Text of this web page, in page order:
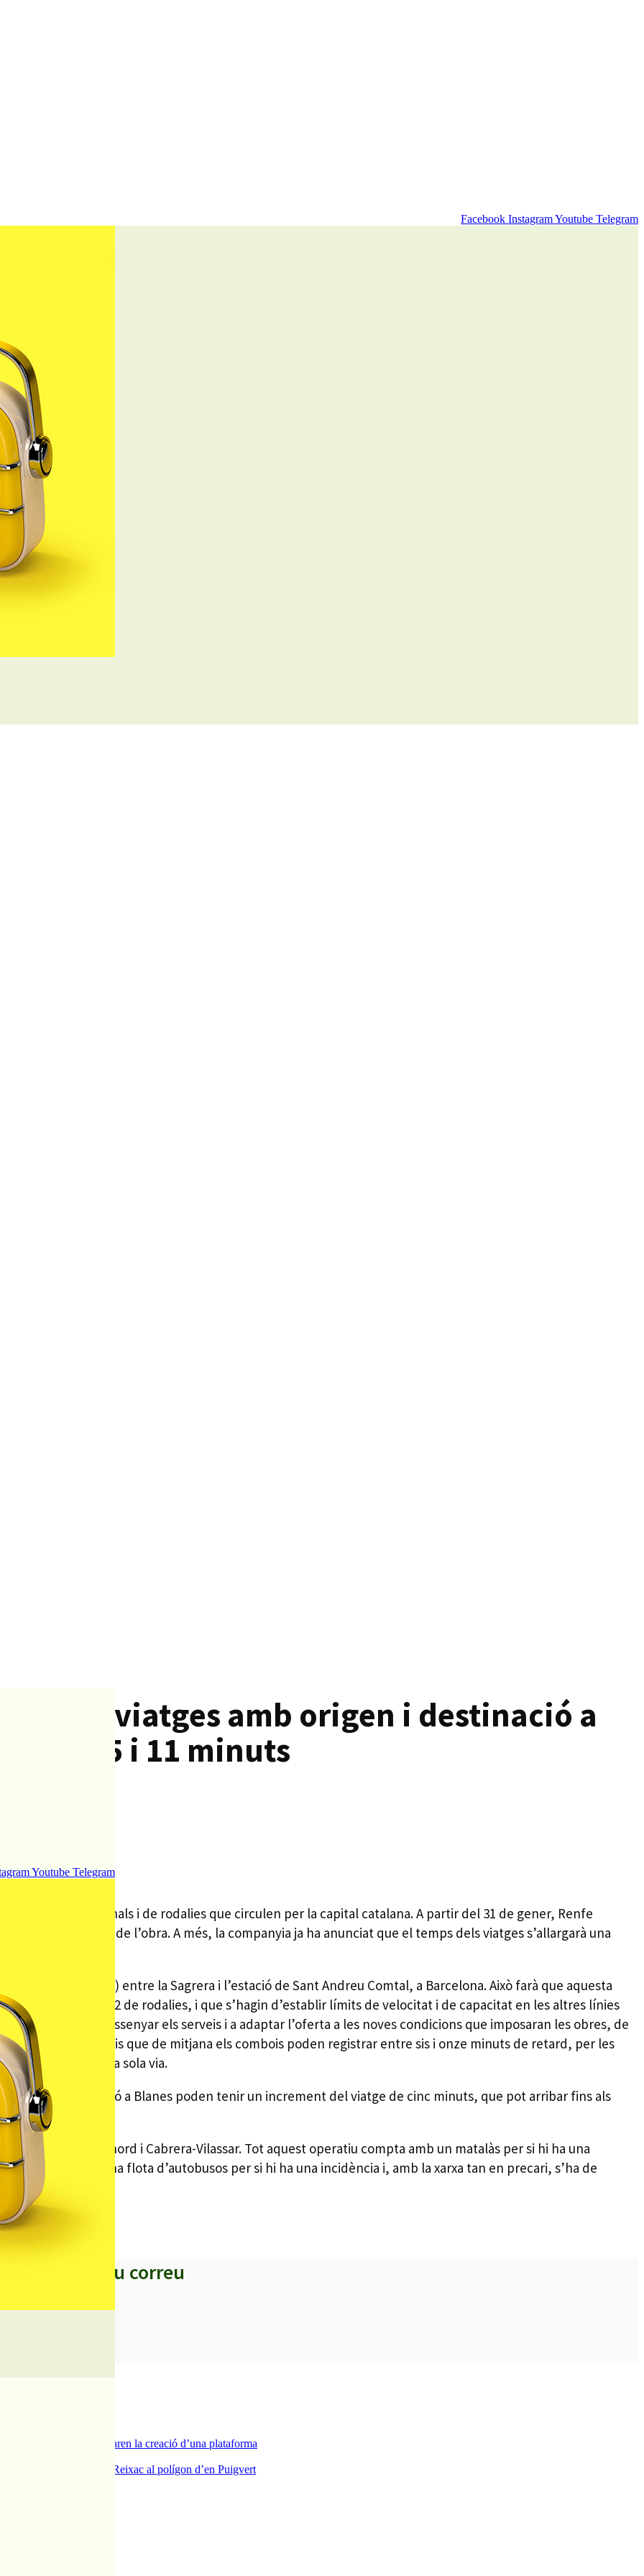
Facebook InstagramYoutube Telegram
Youtube Telegram
i els viatges amb origen i destinació a
entre 5 i 11 minuts
els trens regionals i de rodalies que circulen per la capital catalana. A partir del 31 de gener, Renfe
a les necessitats de l’obra. A més, la companyia ja ha anunciat que el temps dels viatges s’allargarà una
velocitat (TAV) entre la Sagrera i l’estació de Sant Andreu Comtal, a Barcelona. Això farà que aquesta
serveis de la línia 2 de rodalies, i que s’hagin d’establir límits de velocitat i de capacitat en les altres línies
ha obligat a redissenyar els serveis i a adaptar l’oferta a les noves condicions que imposaran les obres, de
adverteix els usuaris que de mitjana els combois poden registrar entre sis i onze minuts de retard, per les
de fer en una sola via.
origen o destinació a Blanes poden tenir un increment del viatge de cinc minuts, que pot arribar fins als
Montgat nord i Cabrera-Vilassar. Tot aquest operatiu compta amb un matalàs per si hi ha una
del servei i una flota d’autobusos per si hi ha una incidència i, amb la xarxa tan en precari, s’ha de
titulars al teu correu
carrer Passada i preparen la creació d’una plataforma
del pont de la riera de Reixac al polígon d’en Puigvert
Baltasar
dies de festa i tradició